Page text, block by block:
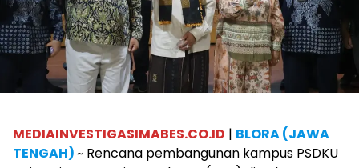
MEDIAINVESTIGASIMABES.CO.ID | BLORA (JAWA
TENGAH)~ Rencana pembangunan kampus PSDKU